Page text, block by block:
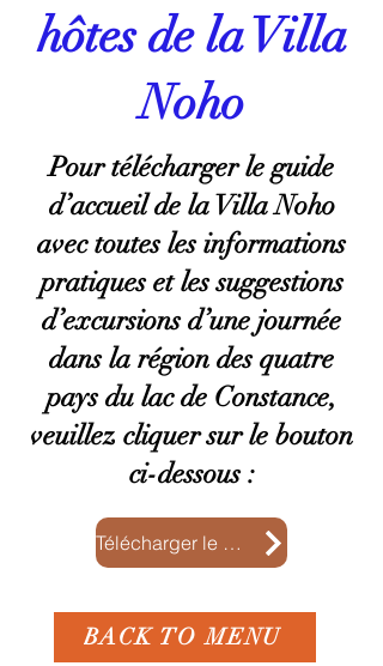
hôtes de la Villa
Noho
Pour télécharger le guide
d’accueil de la Villa Noho
avec toutes les informations
pratiques et les suggestions
d’excursions d’une journée
dans la région des quatre
pays du lac de Constance,
veuillez cliquer sur le bouton
ci-dessous :
Télécharger le guide
BACK TO MENU